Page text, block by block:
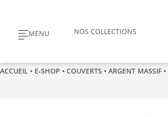
contenuMENU NOS COLLECTIONS
ACCUEIL • E‑SHOP • COUVERTS • ARGENT MASSIF •